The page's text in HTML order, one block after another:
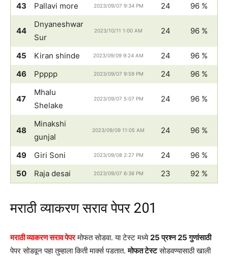
43 Pallavi more 2023/09/07 9:34 PM 24 96 %
44
Dnyaneshwar
Sur
2023/10/11 1:00 AM 24 96 %
45 Kiran shinde 2023/09/09 9:24 AM 24
96 %
46
Ppppp 2023/09/07 9:59 PM 24 96 %
47
Mhalu
Shelake
2023/09/07 5:07 PM 24 96 %
48
Minakshi
gunjal
2023/09/09 11:05 AM 24 96 %
49 Giri Soni 2023/09/08 2:27 PM 24
96 %
50
Raja desai 2023/09/07 6:36 PM 23 92 %
मराठी व्याकरण सराव पेपर 201
मराठी व्याकरण सराव पेपरमोफत सोडवा. या टेस्ट मध्ये25 प्रश्न 25 गुणांसाठी
पेपर सोडवून पहा तुम्हाला किती मार्क्स पडतात.मोफत टेस्टसोडवण्यासाठी खाली